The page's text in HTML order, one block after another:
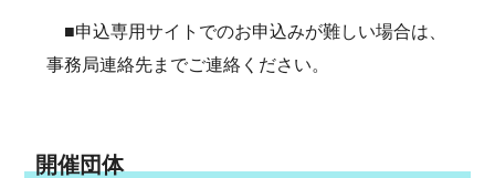
■申込専用サイトでのお申込みが難しい場合は、
事務局連絡先までご連絡ください。
開催団体